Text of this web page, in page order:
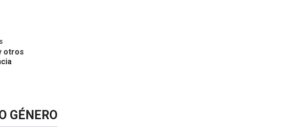
otros
GÉNERO